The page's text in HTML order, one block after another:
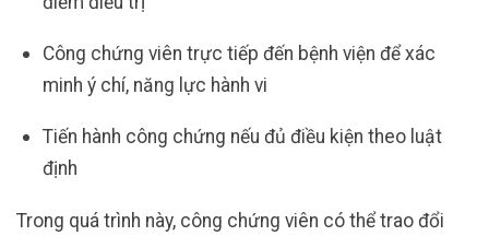
Công chứng viên trực tiếp đến bệnh viện để xác
minh ý chí, năng lực hành vi
Tiến hành công chứng nếu đủ điều kiện theo luật
định
Trong quá trình này, công chứng viên có thể trao đổi